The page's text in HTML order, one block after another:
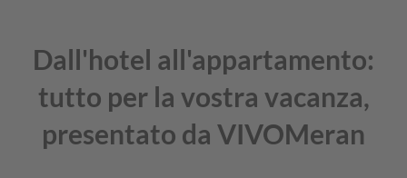
Dall'hotel all'appartamento:
tutto per la vostra vacanza,
presentato da VIVOMeran